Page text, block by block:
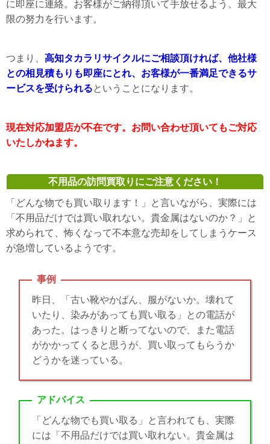
に即座に連絡。お客様がご納得頂いて手放せるよう、最大
限の努力を行います。
つまり、 高知タカラリサイクルにご相談頂ければ、他社様
との相見積もりも即座にとれ、お客様が一番満足できるサ
ービスを受けられるということになります。
現在対応加盟店が不在です。お問い合わせ頂いてもご対応
いたしかねます。
不用品の訪問買取りにご注意ください！
「どんな物でも買い取ります！」と言いながら、実際には
「不用品だけでは買い取れない。貴金属はないのか？」と
求められて、怖くなって不本意な売却をしてしまうケース
が急増しているようです。
事例
昨日、「古い靴やかばん、服がないか。壊れて
いたり、染みがあっても買い取る」との電話が
あった。はっきりと断ってないので、また電話
がかかってくると思うが、買い取ってもらうか
どうかを迷っている。
アドバイス
「どんな物でも買い取る」と言われても、実際
には「不用品だけでは買い取れない。貴金属は